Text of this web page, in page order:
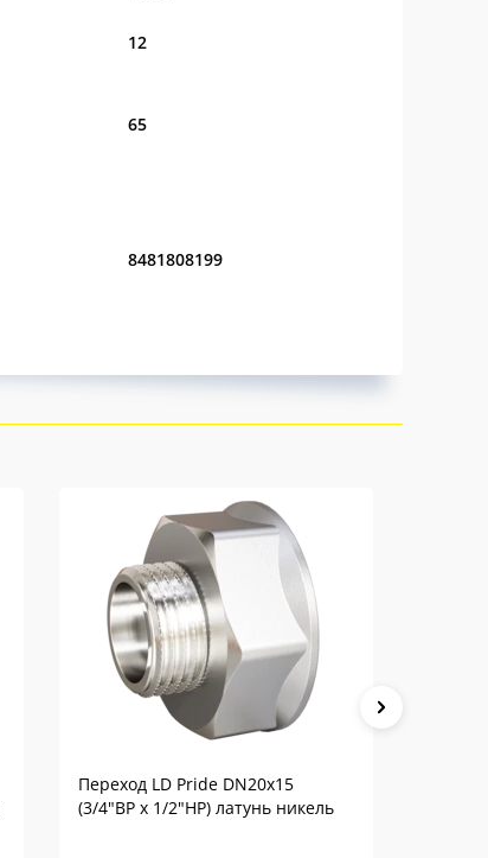
12
65
8481808199
Переход LD Pride DN20х15
(3/4"ВР х 1/2"НР) латунь никель